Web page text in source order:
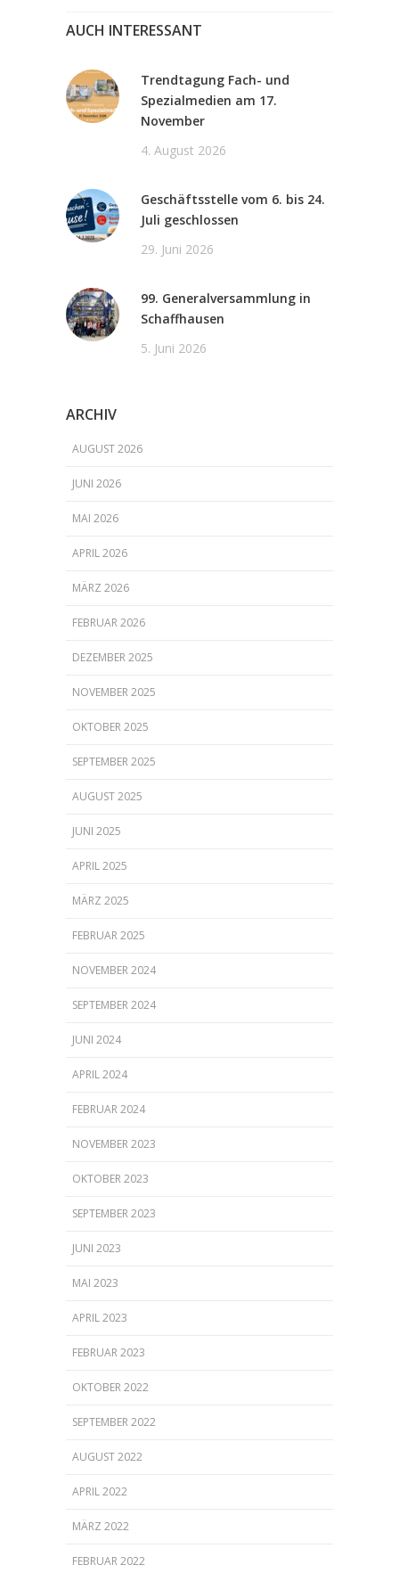
AUCH INTERESSANT
Trendtagung Fach- und
Spezialmedien am 17.
November
4. August 2026
Geschäftsstelle vom 6. bis 24.
Juli geschlossen
29. Juni 2026
99. Generalversammlung in
Schaffhausen
5. Juni 2026
ARCHIV
AUGUST 2026
JUNI 2026
MAI 2026
APRIL 2026
MÄRZ 2026
FEBRUAR 2026
DEZEMBER 2025
NOVEMBER 2025
OKTOBER 2025
SEPTEMBER 2025
AUGUST 2025
JUNI 2025
APRIL 2025
MÄRZ 2025
FEBRUAR 2025
NOVEMBER 2024
SEPTEMBER 2024
JUNI 2024
APRIL 2024
FEBRUAR 2024
NOVEMBER 2023
OKTOBER 2023
SEPTEMBER 2023
JUNI 2023
MAI 2023
APRIL 2023
FEBRUAR 2023
OKTOBER 2022
SEPTEMBER 2022
AUGUST 2022
APRIL 2022
MÄRZ 2022
FEBRUAR 2022